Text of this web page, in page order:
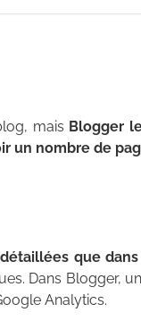
mais Blogger
un nombre de
que dans
Dans Blogger,
Analytics.